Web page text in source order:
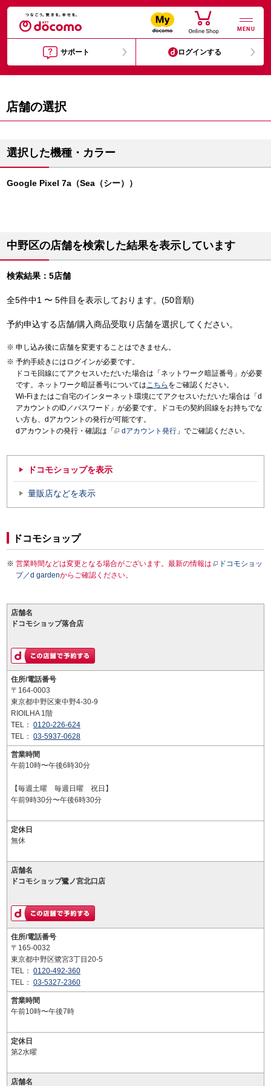
MENU
サポート ログインする
店舗の選択
選択した機種・カラー
Google Pixel 7a（Sea（シー））
中野区の店舗を検索した結果を表示しています
検索結果：5店舗
全5件中1 〜 5件目を表示しております。(50音順)
予約申込する店舗/購入商品受取り店舗を選択してください。
申し込み後に店舗を変更することはできません。
予約手続きにはログインが必要です。
ドコモ回線にてアクセスいただいた場合は「ネットワーク暗証番号」が必要
です。ネットワーク暗証番号についてはこちら をご確認ください。
Wi-Fiまたはご自宅のインターネット環境にてアクセスいただいた場合は「d
アカウントのID／パスワード」が必要です。ドコモの契約回線をお持ちでな
い方も、dアカウントの発行が可能です。
dアカウントの発行・確認は「
dアカウント発行 」でご確認ください。
ドコモショップを表示
量販店などを表示
ドコモショップ
営業時間などは変更となる場合がございます。最新の情報は
ドコモショッ
プ／d gardenからご確認ください。
店舗名
ドコモショップ落合店
住所/電話番号
〒164-0003
東京都中野区東中野4-30-9
RIOILHA 1階
TEL： 0120-226-624
TEL： 03-5937-0628
営業時間
午前10時〜午後6時30分
【毎週土曜 毎週日曜 祝日】
午前9時30分〜午後6時30分
定休日
無休
店舗名
ドコモショップ鷺ノ宮北口店
住所/電話番号
〒165-0032
東京都中野区鷺宮3丁目20-5
TEL： 0120-492-360
TEL： 03-5327-2360
営業時間
午前10時〜午後7時
定休日
第2水曜
店舗名